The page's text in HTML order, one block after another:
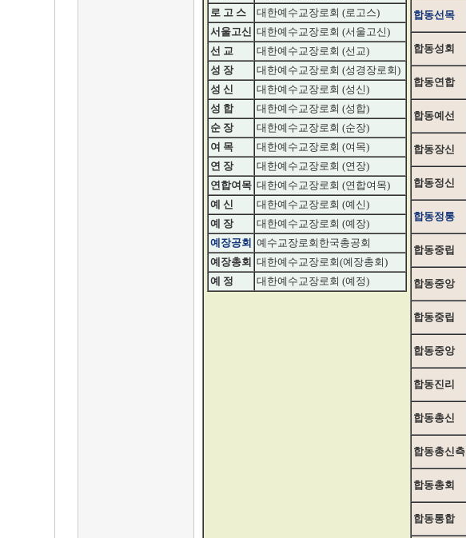
로 고 스
대한예수교장로회 (로고스)
서울고신 대한예수교장로회 (서울고신)
선 교
대한예수교장로회 (선교)
성 장
대한예수교장로회 (성경장로회)
성 신
대한예수교장로회 (성신)
성 합
대한예수교장로회 (성합)
순 장
대한예수교장로회 (순장)
여 목
대한예수교장로회 (여목)
연 장
대한예수교장로회 (연장)
연합여목 대한예수교장로회 (연합여목)
예 신
대한예수교장로회 (예신)
예 장
대한예수교장로회 (예장)
예장공회 예수교장로회한국총공회
예장총회 대한예수교장로회(예장총회)
예 정
대한예수교장로회 (예정)
합동선목
합동성회
합동연합
합동예선
합동장신
합동정신
합동정통
합동중립
합동중앙
합동중립
합동중앙
합동진리
합동총신
합동총신측
합동총회
합동통합